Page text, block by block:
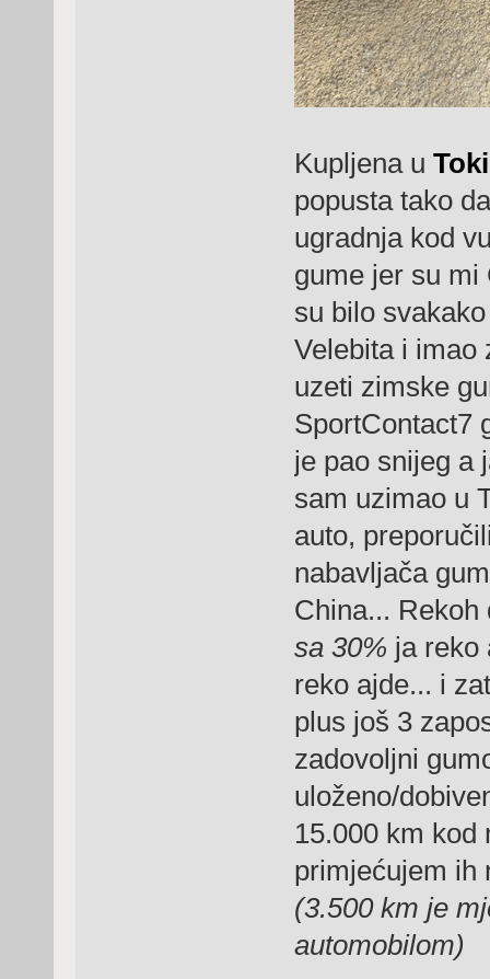
Kupljena u
popusta tako
ugradnja kod
gume jer su mi
su bilo
Velebita i imao
uzeti zimske
SportContact7
je pao snijeg a
sam uzimao u
auto,
nabavljača
China...
sa 30% ja reko
reko ajde... i
plus još 3
zadovoljni
uloženo/
15.000 km kod
primjećujem ih
(3.500 km je
automobilom)